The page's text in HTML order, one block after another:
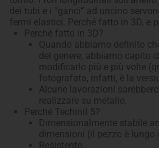
dei tubi e i “ganci” ad uncino
fermi elastici. Perché fatto in 3D, e
Perché fatto in 3D?
Quando abbiamo definito
del genere, abbiamo capito
modificarlo più e più volte
fotografata, infatti, è la
Alcune lavorazioni
realizzare su metallo,
Perché Techinit 5?
Dimensionalmente stabile
dimensioni (il pezzo è lungo
Resistente,